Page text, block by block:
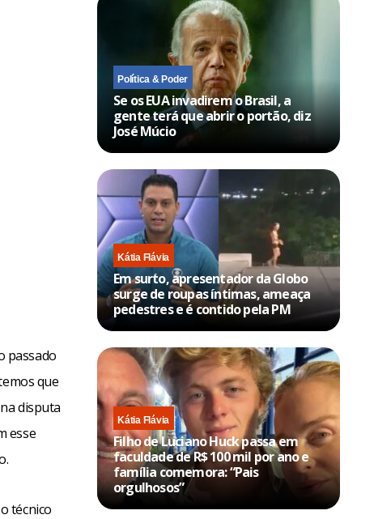
passado
que
disputa
esse
técnico
Política & Poder
Se os EUA invadirem o Brasil, a
gente terá que abrir o portão, diz
José Múcio
Kátia Flávia
Em surto, apresentador da Globo
surge de roupas íntimas, ameaça
pedestres e é contido pela PM
Kátia Flávia
Filho de Luciano Huck passa em
faculdade de R$ 100 mil por ano e
família comemora: “Pais
orgulhosos”